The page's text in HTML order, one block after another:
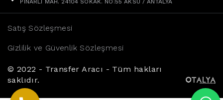
PINARLI MAH. 24104 SOKAK. NO:55 AKSU / ANTALYA
© 2022 - Transfer Aracı - Tüm hakları
saklıdır.
Gizlilik ve Güvenlik Sözleşmesi
Satış Sözleşmesi